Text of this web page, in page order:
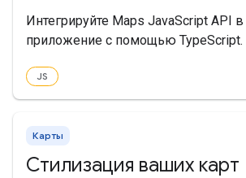
Интегрируйте Maps JavaScript API
приложение с помощью TypeScript.
JS
Карты
Стилизация ваших карт